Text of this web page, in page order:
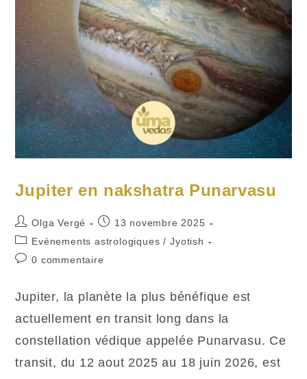
Jupiter en nakshatra Punarvasu
Auteur/autrice
de
publication :
Olga Vergé
Publication
publiée :
13 novembre 2025
Post
category:
Evénements astrologiques / Jyotish
Commentaires
publication :
0 commentaire
Jupiter, la planète la plus bénéfique est
actuellement en transit long dans la
constellation védique appelée Punarvasu​. Ce
transit, du 12 aout 2025 au 18 juin 2026, est